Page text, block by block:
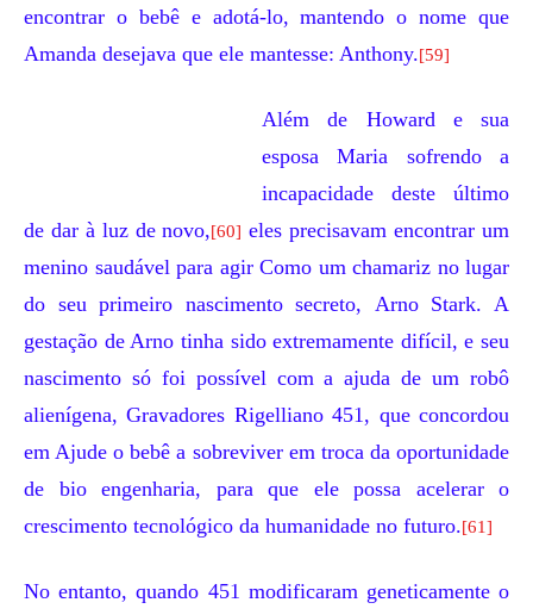
encontrar o bebê e adotá-lo, mantendo o nome que
Amanda desejava que ele mantesse: Anthony.[59]
Além de Howard e sua
esposaMaria sofrendo a
incapacidade deste último
de dar à luz de novo,[60] eles precisavam encontrar um
menino saudável para agir Como um chamariz no lugar
do seu primeiro nascimento secreto, Arno Stark. A
gestação de Arno tinha sido extremamente difícil, e seu
nascimento só foi possível com a ajuda de um robô
alienígena,Gravadores Rigelliano 451, que concordou
em Ajude o bebê a sobreviver em troca da oportunidade
de bio engenharia, para que ele possa acelerar o
crescimento tecnológico da humanidade no futuro.[61]
No entanto, quando 451 modificaram geneticamente o